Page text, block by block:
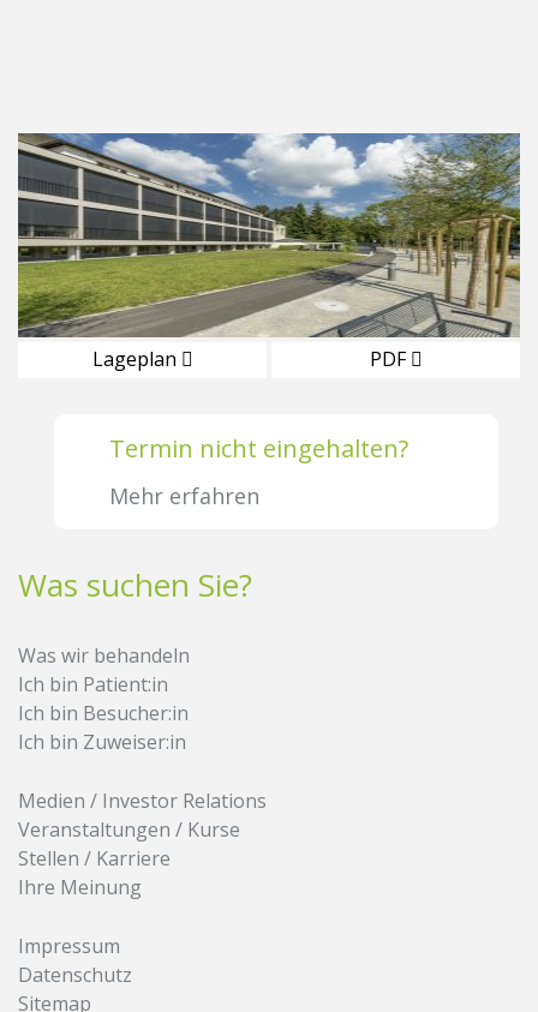
Lageplan PDF
Termin nicht eingehalten?
Mehr erfahren
Was suchen Sie?
Was wir behandeln
Ich bin Patient:in
Ich bin Besucher:in
Ich bin Zuweiser:in
Medien / Investor Relations
Veranstaltungen / Kurse
Stellen / Karriere
Ihre Meinung
Impressum
Datenschutz
Sitemap